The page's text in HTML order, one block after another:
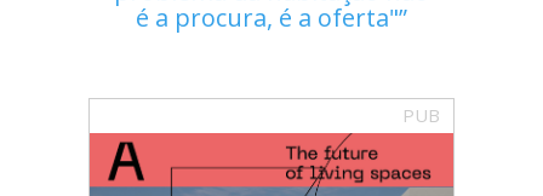
é a procura, é a oferta"
PUB